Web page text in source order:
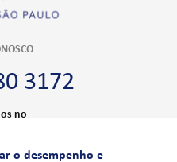
3172
no
o desempenho e